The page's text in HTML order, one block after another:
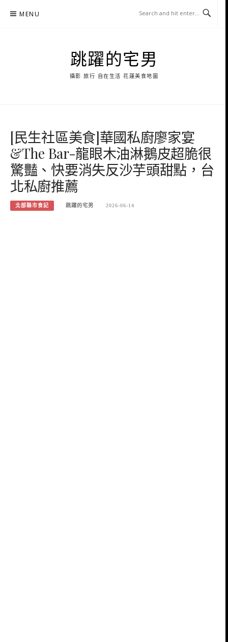
MENU
跳躍的宅男
攝影 旅行 自在生活 花蓮美食地圖
[民生社區美食]華國私廚廖家宴
&The Bar-龍眼木油淋鵝皮超脆很
驚豔、快要消失反沙芋頭甜點，台
北私廚推薦
北部縣市食記 跳躍的宅男 2026-06-14